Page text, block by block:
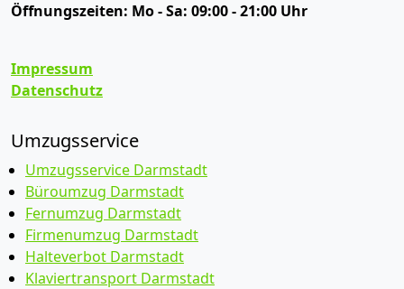
Öffnungszeiten: Mo - Sa: 09:00 - 21:00 Uhr
Impressum
Datenschutz
Umzugsservice
Umzugsservice Darmstadt
Büroumzug Darmstadt
Fernumzug Darmstadt
Firmenumzug Darmstadt
Halteverbot Darmstadt
Klaviertransport Darmstadt